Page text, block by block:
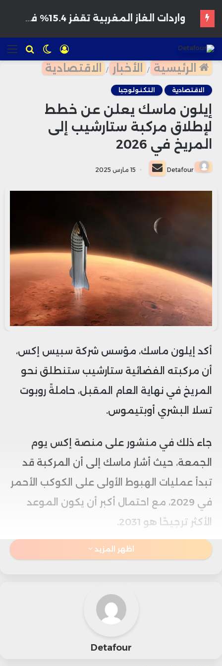
للبحث الوضع
المظلم
تسجيل
الدخول
الرئيسية / الأخبار / الاقتصادية
الاقتصادية التكنولوجيا
إيلون ماسك يعلن عن خطط
لإطلاق مركبة ستارشيب إلى
المريخ في 2026
Detafour
أرسل
بريدا
إلكترونيا
15 مارس 2025
أكد إيلون ماسك، مؤسس شركة سبيس إكس،
أن مركبته الفضائية ستارشيب ستنطلق نحو
المريخ في نهاية العام المقبل، حاملةً روبوت
تسلا البشري أوبتيموس.
جاء ذلك في منشور على منصة إكس يوم
الجمعة، حيث أشار ماسك إلى أن المركبة قد
تبدأ عمليات الهبوط الأولى على الكوكب الأحمر
في 2029، مع احتمال أكبر أن يكون الموعد
الأكثر ترجيحًا هو 2031.
أوبتيموس، الروبوت البشري الشبيه بالبشر من
تسلا، من المتوقع أن يبدأ في أداء المهام
اظهر المزيد
Detafour